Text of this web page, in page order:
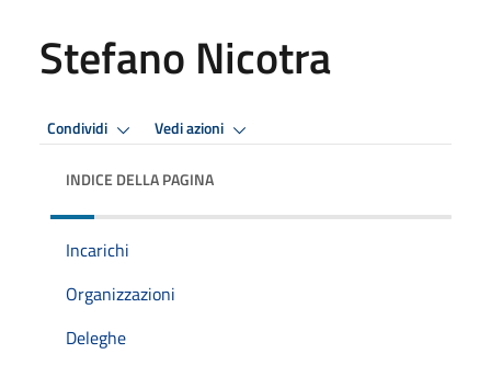
Stefano Nicotra
Condividi Vedi azioni
INDICE DELLA PAGINA
Incarichi
Organizzazioni
Deleghe